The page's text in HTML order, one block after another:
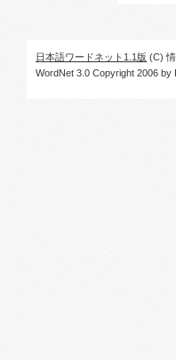
日本語ワードネット1.1版 (C)
WordNet 3.0 Copyright 2006 by